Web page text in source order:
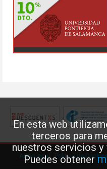
En esta web
terceros para
nuestros servicios y
Puedes obtener
Aviso legal·Política de